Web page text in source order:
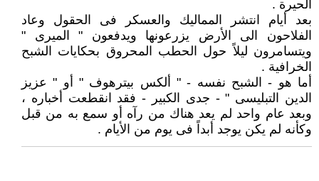
الحيرة .
بعد أيام انتشر المماليك والعسكر فى الحقول وعاد
الفلاحون الى الأرض يزرعونها ويدفعون " الميرى "
ويتسامرون ليلاً حول الحطب المحروق بحكايات الشبح
الخرافية .
أما هو - الشبح نفسه - " ألكس بيترهوف " أو " عزيز
الدين التبليسى " - جدى الكبير - فقد انقطعت أخباره ،
وبعد عام واحد لم يعد هناك من رآه أو سمع به من قبل
وكأنه لم يكن يوجد أبداً فى يوم من الأيام .